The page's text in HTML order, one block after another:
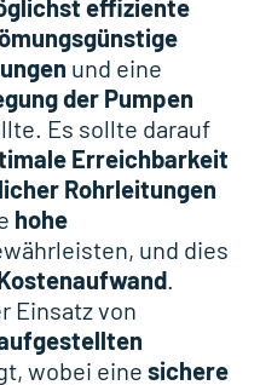
effiziente
und eine
der Pumpen
Es sollte darauf
Erreichbarkeit
Rohrleitungen
hohe
und dies
.
Einsatz von
wobei eine sichere